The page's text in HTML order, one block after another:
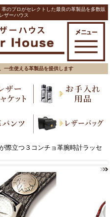
のプロがセレクトした最良の革製品を多数販
ザーハウス
一生使える革製品を提供します
際立つ３コンチョ革腕時計ラッセ